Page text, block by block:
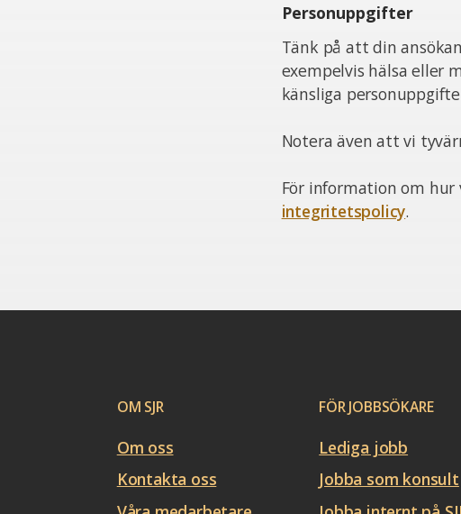
Personuppgifter
Tänk på att din
exempelvis hälsa eller
känsliga
Notera även att vi
För information om
integritetspolicy.
OM SJR
Om oss
Kontakta oss
FÖR JOBBSÖKARE
Lediga jobb
Jobba som konsult